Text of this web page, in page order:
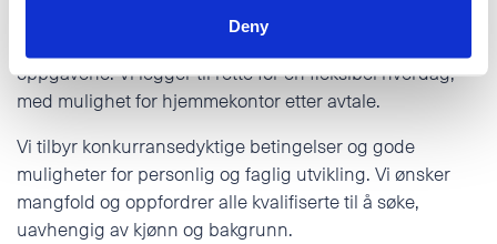
Deny
Du får fast arbeidsplass ved vårt kontor på Hareid, med
dyktige kolleger og tett faglig samarbeid på tvers av
oppgavene. Vi legger til rette for en fleksibel hverdag,
med mulighet for hjemmekontor etter avtale.
Vi tilbyr konkurransedyktige betingelser og gode
muligheter for personlig og faglig utvikling. Vi ønsker
mangfold og oppfordrer alle kvalifiserte til å søke,
uavhengig av kjønn og bakgrunn.